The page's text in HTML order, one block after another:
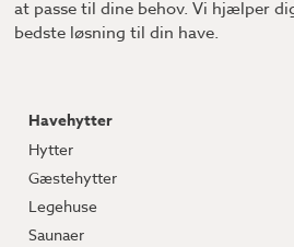
at passe til dine behov. Vi hjælper
bedste løsning til din have.
Havehytter
Hytter
Gæstehytter
Legehuse
Saunaer